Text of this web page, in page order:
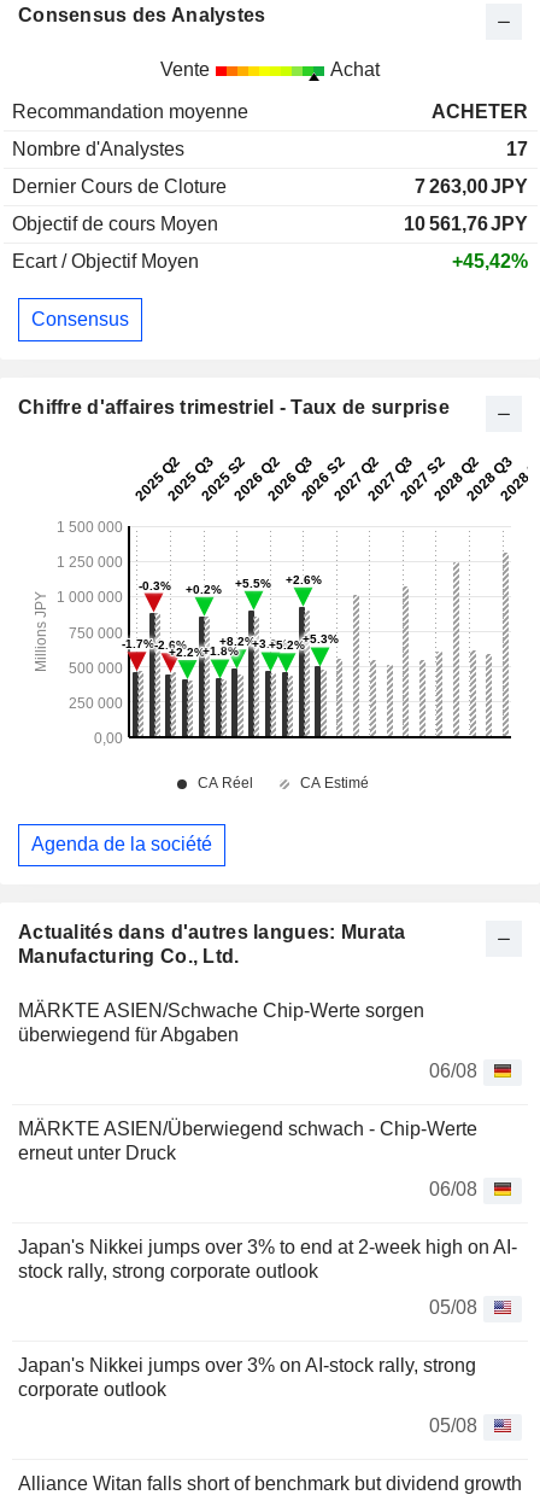
Actualités dans d'autres langues: Murata
Manufacturing Co., Ltd.
MÄRKTE ASIEN/Schwache Chip-Werte sorgen
überwiegend für Abgaben
06/08
MÄRKTE ASIEN/Überwiegend schwach - Chip-Werte
erneut unter Druck
06/08
Japan's Nikkei jumps over 3% to end at 2-week high on AI-
stock rally, strong corporate outlook
05/08
Japan's Nikkei jumps over 3% on AI-stock rally, strong
corporate outlook
05/08
Alliance Witan falls short of benchmark but dividend growth
Consensus des Analystes
Vente Achat
Recommandation moyenne
ACHETER
Nombre d'Analystes
17
Dernier Cours de Cloture
7 263,00JPY
Objectif de cours Moyen
10 561,76JPY
Ecart / Objectif Moyen
+45,42%
Consensus
Chiffre d'affaires trimestriel - Taux de surprise
Agenda de la société